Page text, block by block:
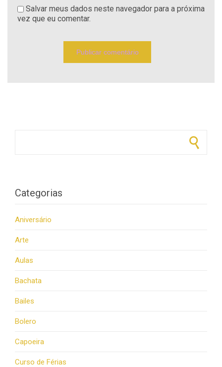
Salvar meus dados neste navegador para a próxima
vez que eu comentar.
Categorias
Aniversário
Arte
Aulas
Bachata
Bailes
Bolero
Capoeira
Curso de Férias